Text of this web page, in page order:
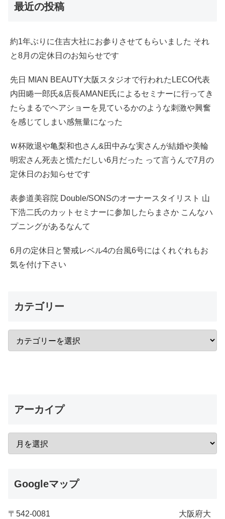
最近の投稿
約1年ぶりに住吉大社にお参りさせてもらいました それ
と8月の定休日のお知らせです
先日 MIAN BEAUTY大阪スタジオで行われたLECO代表
内田睠一郎氏&店長AMANE氏によるセミナーに行ってき
たらまるでヘアショーを見ているかのような刺激や興奮
を感じてしまい感無量になった
Ｗ杯敗退や亀梨和也さん&田中みな実さんが結婚や美輪
明宏さん死去と慌ただしい6月だった って言うんで7月の
定休日のお知らせです
表参道美容院 Double/SONSのオーナースタイリスト 山
下浩二氏のカットセミナーに参加したらまさか こんなハ
プニングがあるなんて
6月の定休日と警戒レベル4の台風6号にはくれぐれもお
気を付け下さい
カテゴリー
アーカイプ
Googleマップ
〒542-0081 大阪府大